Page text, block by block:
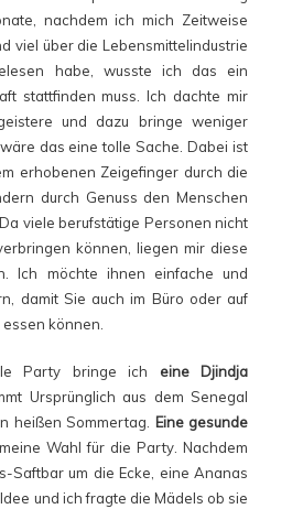
nachdem ich mich Zeitweise
viel über die Lebensmittelindustrie
habe, wusste ich das ein
stattfinden muss. Ich dachte mir
und dazu bringe weniger
das eine tolle Sache. Dabei ist
erhobenen Zeigefinger durch die
durch Genuss den Menschen
viele berufstätige Personen nicht
können, liegen mir diese
Ich möchte ihnen einfache und
damit Sie auch im Büro oder auf
können.
Party bringe ich eine Djindja
Ursprünglich aus dem Senegal
heißen Sommertag. Eine gesunde
Wahl für die Party. Nachdem
Saftbar um die Ecke, eine Ananas
und ich fragte die Mädels ob sie